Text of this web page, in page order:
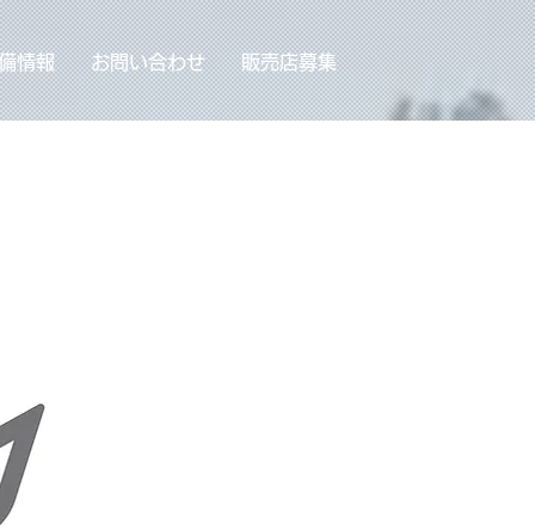
情報 お問い合わせ 販売店募集